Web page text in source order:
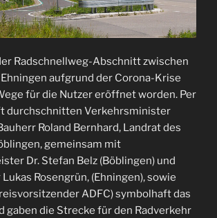
Radschnellweg-Abschnitt zwischen
aufgrund der Corona-Krise
für die Nutzer eröffnet worden. Per
durchschnitten Verkehrsminister
Roland Bernhard, Landrat des
gemeinsam mit
Dr. Stefan Belz (Böblingen) und
Rosengrün, (Ehningen), sowie
ADFC) symbolhaft das
gaben die Strecke für den Radverkehr